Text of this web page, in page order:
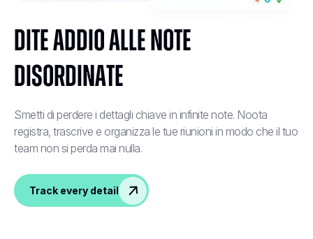
Dite addio alle note
disordinate
Smetti di perdere i dettagli chiave in infinite note. Noota
registra, trascrive e organizza le tue riunioni in modo che il tuo
team non si perda mai nulla.
Track every detail